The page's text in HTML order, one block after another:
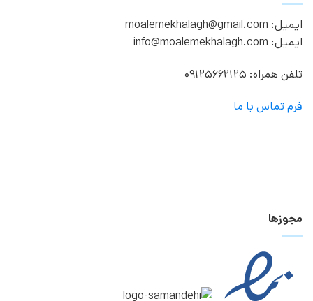
ایمیل: moalemekhalagh@gmail.com
ایمیل: info@moalemekhalagh.com
تلفن همراه: 09125662125
فرم تماس با ما
مجوزها